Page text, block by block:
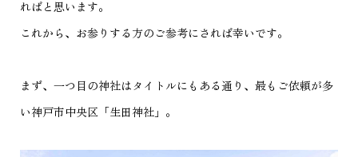
ればと思います。
これから、お参りする方のご参考にされば幸いです。
まず、一つ目の神社はタイトルにもある通り、最もご依頼が多
い神戸市中央区「生田神社」。